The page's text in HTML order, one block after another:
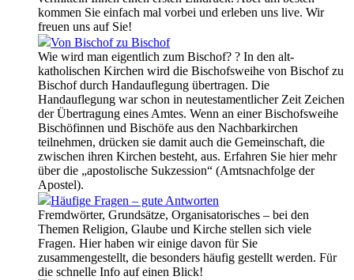
kommen Sie einfach mal vorbei und erleben uns live. Wir
freuen uns auf Sie!
Von Bischof zu Bischof
Wie wird man eigentlich zum Bischof? ? In den alt-
katholischen Kirchen wird die Bischofsweihe von Bischof zu
Bischof durch Handauflegung übertragen. Die
Handauflegung war schon in neutestamentlicher Zeit Zeichen
der Übertragung eines Amtes. Wenn an einer Bischofsweihe
Bischöfinnen und Bischöfe aus den Nachbarkirchen
teilnehmen, drücken sie damit auch die Gemeinschaft, die
zwischen ihren Kirchen besteht, aus. Erfahren Sie hier mehr
über die „apostolische Sukzession“ (Amtsnachfolge der
Apostel).
Häufige Fragen – gute Antworten
Fremdwörter, Grundsätze, Organisatorisches – bei den
Themen Religion, Glaube und Kirche stellen sich viele
Fragen. Hier haben wir einige davon für Sie
zusammengestellt, die besonders häufig gestellt werden. Für
die schnelle Info auf einen Blick!